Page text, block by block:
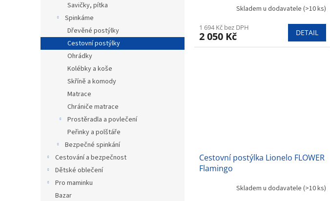
Savičky, pítka
Spinkáme
Dřevěné postýlky
Cestovní postýlky
Ohrádky
Kolébky a koše
Skříně a komody
Matrace
Chrániče matrace
Prostěradla a povlečení
Peřinky a polštáře
Bezpečné spinkání
Cestování a bezpečnost
Dětské oblečení
Pro maminku
Bazar
Skladem u dodavatele (>10 ks)
1 694 Kč bez DPH
2 050 Kč DETAIL
Cestovní postýlka Lionelo FLOWER
Flamingo
Skladem u dodavatele (>10 ks)